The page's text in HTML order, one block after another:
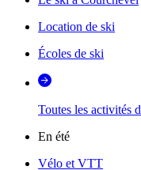
Location de ski
Écoles de ski
Toutes les activités
En été
Vélo et VTT